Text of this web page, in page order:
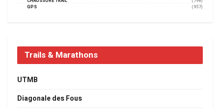
GPS
(957)
Trails & Marathons
UTMB
Diagonale des Fous